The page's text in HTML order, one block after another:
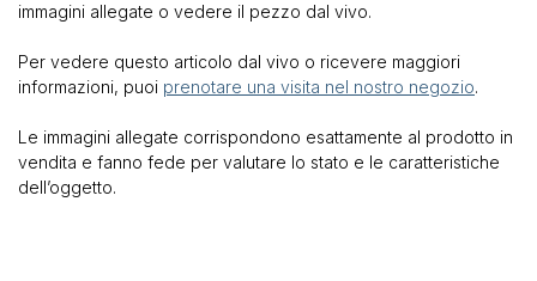
immagini allegate o vedere il pezzo dal vivo.
Per vedere questo articolo dal vivo o ricevere maggiori
informazioni, puoi prenotare una visita nel nostro negozio.
Le immagini allegate corrispondono esattamente al prodotto in
vendita e fanno fede per valutare lo stato e le caratteristiche
dell’oggetto.